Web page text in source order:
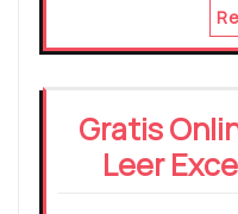
Gratis
Leer